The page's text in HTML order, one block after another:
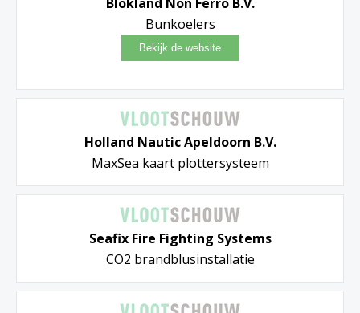
Blokland Non Ferro B.V.
Bunkoelers
Holland Nautic Apeldoorn B.V.
MaxSea kaart plottersysteem
Seafix Fire Fighting Systems
CO2 brandblusinstallatie